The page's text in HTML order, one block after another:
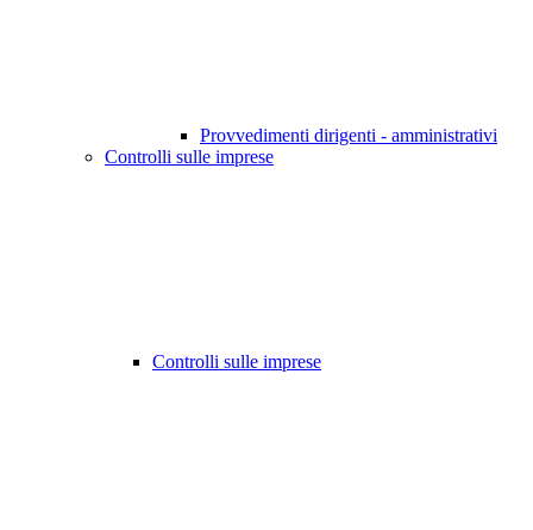
Provvedimenti dirigenti - amministrativi
Controlli sulle imprese
Controlli sulle imprese